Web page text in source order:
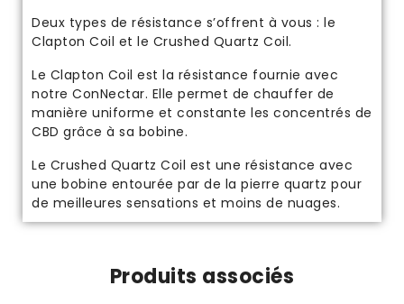
Deux types de résistance s’offrent à vous : le
Clapton Coil et le Crushed Quartz Coil.
Le Clapton Coil est la résistance fournie avec
notre ConNectar. Elle permet de chauffer de
manière uniforme et constante les concentrés de
CBD grâce à sa bobine.
Le Crushed Quartz Coil est une résistance avec
une bobine entourée par de la pierre quartz pour
de meilleures sensations et moins de nuages.
Produits associés